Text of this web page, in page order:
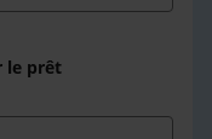
le prêt